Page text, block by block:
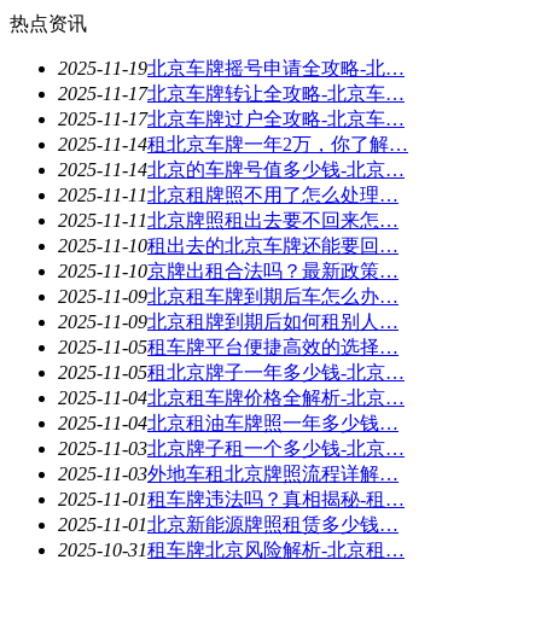
热点资讯
2025-11-19北京车牌摇号申请全攻略-北…
2025-11-17北京车牌转让全攻略-北京车…
2025-11-17北京车牌过户全攻略-北京车…
2025-11-14租北京车牌一年2万，你了解…
2025-11-14北京的车牌号值多少钱-北京…
2025-11-11北京租牌照不用了怎么处理…
2025-11-11北京牌照租出去要不回来怎…
2025-11-10租出去的北京车牌还能要回…
2025-11-10京牌出租合法吗？最新政策…
2025-11-09北京租车牌到期后车怎么办…
2025-11-09北京租牌到期后如何租别人…
2025-11-05租车牌平台便捷高效的选择…
2025-11-05租北京牌子一年多少钱-北京…
2025-11-04北京租车牌价格全解析-北京…
2025-11-04北京租油车牌照一年多少钱…
2025-11-03北京牌子租一个多少钱-北京…
2025-11-03外地车租北京牌照流程详解…
2025-11-01租车牌违法吗？真相揭秘-租…
2025-11-01北京新能源牌照租赁多少钱…
2025-10-31租车牌北京风险解析-北京租…